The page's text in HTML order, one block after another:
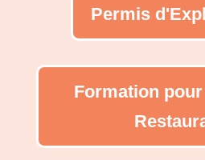
Permis
Formation